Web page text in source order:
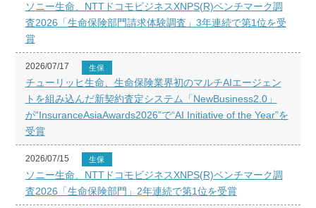
ソニー生命、NTTドコモビジネスXNPS(R)ベンチマーク調
査2026「生命保険部門請求体験調査」3年連続で第1位を受
賞
2026/07/17 生保
チューリッヒ生命、生命保険業界初のマルチAIエージェン
トを組み込んだ新契約査定システム「NewBusiness2.0」
が“InsuranceAsiaAwards2026”で“AI Initiative of the Year”を
受賞
2026/07/15 生保
ソニー生命、NTTドコモビジネスXNPS(R)ベンチマーク調
査2026「生命保険部門」2年連続で第1位を受賞